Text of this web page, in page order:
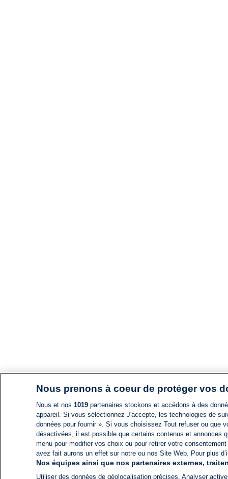
Nous prenons à coeur de protéger vos
Nous et nos 1019partenaires stockons et accédons à des
appareil. Si vous sélectionnez J'accepte, les technologies de
données pour fournir ». Si vous choisissez Tout refuser ou
désactivées, il est possible que certains contenus et annonces
menu pour modifier vos choix ou pour retirer votre
avez fait aurons un effet sur notre ou nos Site Web. Pour plus
Nos équipes ainsi que nos partenaires externes,
Utiliser des données de géolocalisation précises. Analyser